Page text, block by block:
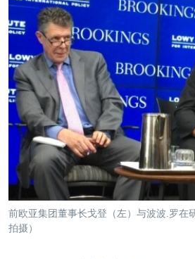
前欧亚集团董事长戈登（左）与波波.罗在
拍摄）